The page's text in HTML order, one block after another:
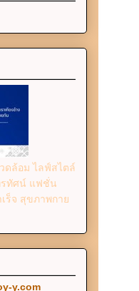
ดล้อม ไลฟ์สไตล์
รทัศน์ แฟชั่น
ร็จ สุขภาพกาย
y.com